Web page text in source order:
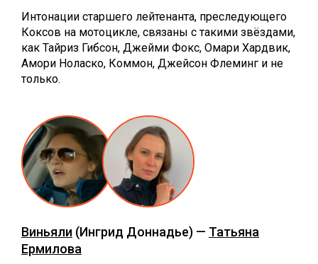
Интонации старшего лейтенанта, преследующего
Коксов на мотоцикле, связаны с такими звёздами,
как Тайриз Гибсон, Джейми Фокс, Омари Хардвик,
Амори Ноласко, Коммон, Джейсон Флеминг и не
только.
Виньяли (Ингрид Доннадье) — Татьяна
Ермилова